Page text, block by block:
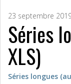
23 septembre
Séries
XLS)
Séries longues